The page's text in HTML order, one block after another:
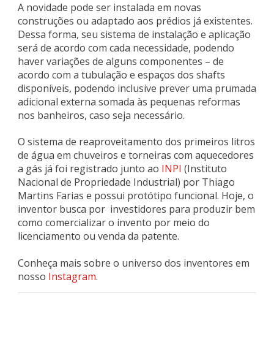
A novidade pode ser instalada em novas
construções ou adaptado aos prédios já existentes.
Dessa forma, seu sistema de instalação e aplicação
será de acordo com cada necessidade, podendo
haver variações de alguns componentes – de
acordo com a tubulação e espaços dos shafts
disponíveis, podendo inclusive prever uma prumada
adicional externa somada às pequenas reformas
nos banheiros, caso seja necessário.
O sistema de reaproveitamento dos primeiros litros
de água em chuveiros e torneiras com aquecedores
a gás já foi registrado junto ao INPI (Instituto
Nacional de Propriedade Industrial) por Thiago
Martins Farias e possui protótipo funcional. Hoje, o
inventor busca por investidores para produzir bem
como comercializar o invento por meio do
licenciamento ou venda da patente.
Conheça mais sobre o universo dos inventores em
nosso Instagram.